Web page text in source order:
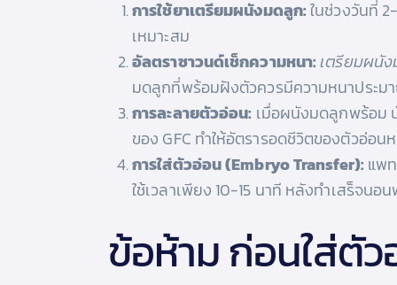
การใช้ยาเตรียมผนังมดลูก:ในช่วงวันที่
เหมาะสม
อัลตราซาวนด์เช็กความหนา:เตรียมผนัง
มดลูกที่พร้อมฝังตัวควรมีความหนาประม
การละลายตัวอ่อน: เมื่อผนังมดลูกพร้อม
ของ GFC ทำให้อัตรารอดชีวิตของตัวอ่อน
การใส่ตัวอ่อน (Embryo Transfer): แพ
ใช้เวลาเพียง 10-15 นาที หลังทำเสร็จน
ข้อห้าม ก่อนใส่ตั